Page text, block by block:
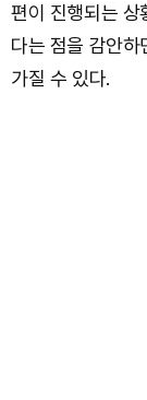
편이 진행되는 상
다는 점을 감안
가질 수 있다.